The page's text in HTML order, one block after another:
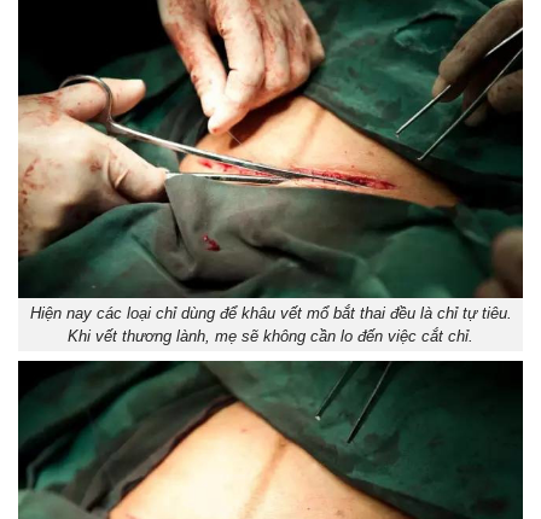
Hiện nay các loại chỉ dùng để khâu vết mổ bắt thai đều là chỉ tự tiêu.
Khi vết thương lành, mẹ sẽ không cần lo đến việc cắt chỉ.